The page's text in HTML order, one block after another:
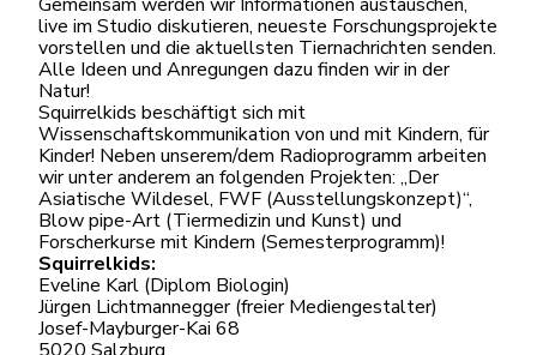
live im Studio diskutieren, neueste Forschungsprojekte
vorstellen und die aktuellsten Tiernachrichten senden.
Alle Ideen und Anregungen dazu finden wir in der
Natur!
Squirrelkids beschäftigt sich mit
Wissenschaftskommunikation von und mit Kindern, für
Kinder! Neben unserem/dem Radioprogramm arbeiten
wir unter anderem an folgenden Projekten: „Der
Asiatische Wildesel, FWF (Ausstellungskonzept)“,
Blow pipe-Art (Tiermedizin und Kunst) und
Forscherkurse mit Kindern (Semesterprogramm)!
Squirrelkids:
Eveline Karl (Diplom Biologin)
Jürgen Lichtmannegger (freier Mediengestalter)
Josef-Mayburger-Kai 68